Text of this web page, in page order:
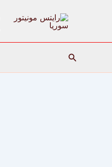
البحث